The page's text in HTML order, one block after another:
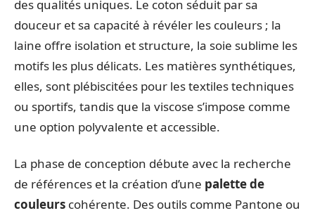
des qualités uniques. Le coton séduit par sa
douceur et sa capacité à révéler les couleurs ; la
laine offre isolation et structure, la soie sublime les
motifs les plus délicats. Les matières synthétiques,
elles, sont plébiscitées pour les textiles techniques
ou sportifs, tandis que la viscose s’impose comme
une option polyvalente et accessible.
La phase de conception débute avec la recherche
de références et la création d’une palette de
couleurs cohérente. Des outils comme Pantone ou